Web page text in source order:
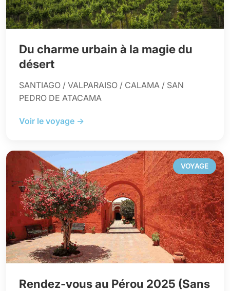
Du charme urbain à la magie du
désert
SANTIAGO / VALPARAISO / CALAMA / SAN
PEDRO DE ATACAMA
Voir le voyage →
VOYAGE
Rendez-vous au Pérou 2025 (Sans